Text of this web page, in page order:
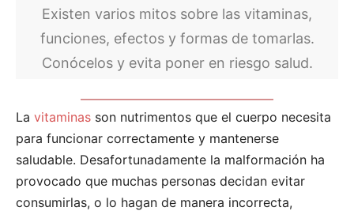
Existen varios mitos sobre las vitaminas,
funciones, efectos y formas de tomarlas.
Conócelos y evita poner en riesgo salud.
La vitaminas son nutrimentos que el cuerpo necesita
para funcionar correctamente y mantenerse
saludable. Desafortunadamente la malformación ha
provocado que muchas personas decidan evitar
consumirlas, o lo hagan de manera incorrecta,